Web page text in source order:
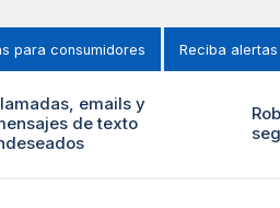
para consumidores Reciba
emails y
de texto